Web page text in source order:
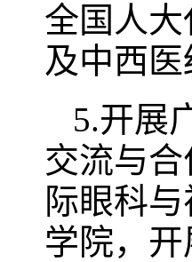
全国人
及中西
5.开展
交流与
际眼科
学院，